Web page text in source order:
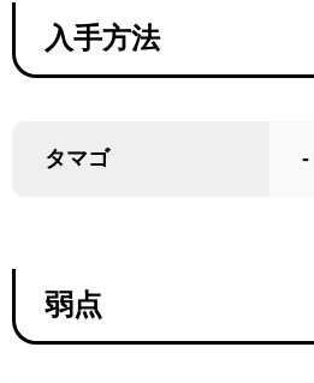
入手方法
タマゴ -
弱点